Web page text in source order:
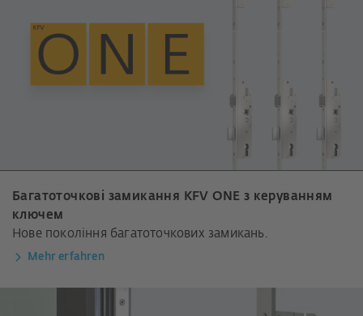
Багатоточкові замикання KFV ONE з керуванням
ключем
Нове покоління багатоточкових замикань.
Mehr erfahren